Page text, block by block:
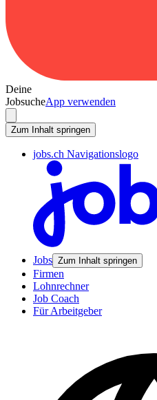
Deine
JobsucheApp verwenden
Zum Inhalt springen
jobs.ch Navigationslogo
Jobs Zum Inhalt springen
Firmen
Lohnrechner
Job Coach
Für Arbeitgeber